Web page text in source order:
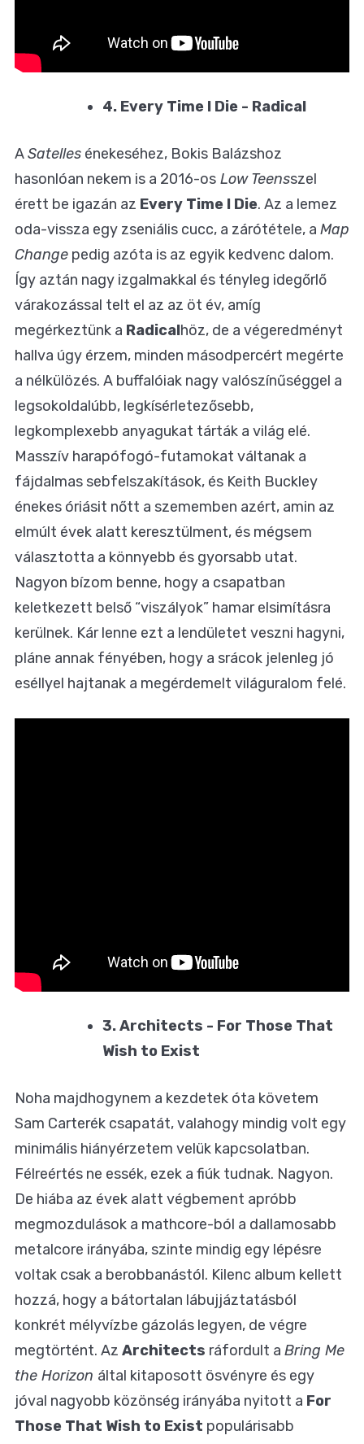
4. Every Time I Die - Radical
ASatelles énekeséhez, Bokis Balázshoz
hasonlóan nekem is a 2016-os Low Teensszel
érett be igazán az Every Time I Die. Az a lemez
oda-vissza egy zseniális cucc, a zárótétele, a Map
Change pedig azóta is az egyik kedvenc dalom.
Így aztán nagy izgalmakkal és tényleg idegőrlő
várakozással telt el az az öt év, amíg
megérkeztünk a Radicalhöz, de a végeredményt
hallva úgy érzem, minden másodpercért megérte
a nélkülözés. A buffalóiak nagy valószínűséggel a
legsokoldalúbb, legkísérletezősebb,
legkomplexebb anyagukat tárták a világ elé.
Masszív harapófogó-futamokat váltanak a
fájdalmas sebfelszakítások, és Keith Buckley
énekes óriásit nőtt a szememben azért, amin az
elmúlt évek alatt keresztülment, és mégsem
választotta a könnyebb és gyorsabb utat.
Nagyon bízom benne, hogy a csapatban
keletkezett belső “viszályok” hamar elsimításra
kerülnek. Kár lenne ezt a lendületet veszni hagyni,
pláne annak fényében, hogy a srácok jelenleg jó
eséllyel hajtanak a megérdemelt világuralom felé.
3. Architects - For Those That
Wish to Exist
Noha majdhogynem a kezdetek óta követem
Sam Carterék csapatát, valahogy mindig volt egy
minimális hiányérzetem velük kapcsolatban.
Félreértés ne essék, ezek a fiúk tudnak. Nagyon.
De hiába az évek alatt végbement apróbb
megmozdulások a mathcore-ból a dallamosabb
metalcore irányába, szinte mindig egy lépésre
voltak csak a berobbanástól. Kilenc album kellett
hozzá, hogy a bátortalan lábujjáztatásból
konkrét mélyvízbe gázolás legyen, de végre
megtörtént. Az Architects ráfordult a Bring Me
the Horizon által kitaposott ösvényre és egy
jóval nagyobb közönség irányába nyitott a For
Those That Wish to Exist populárisabb